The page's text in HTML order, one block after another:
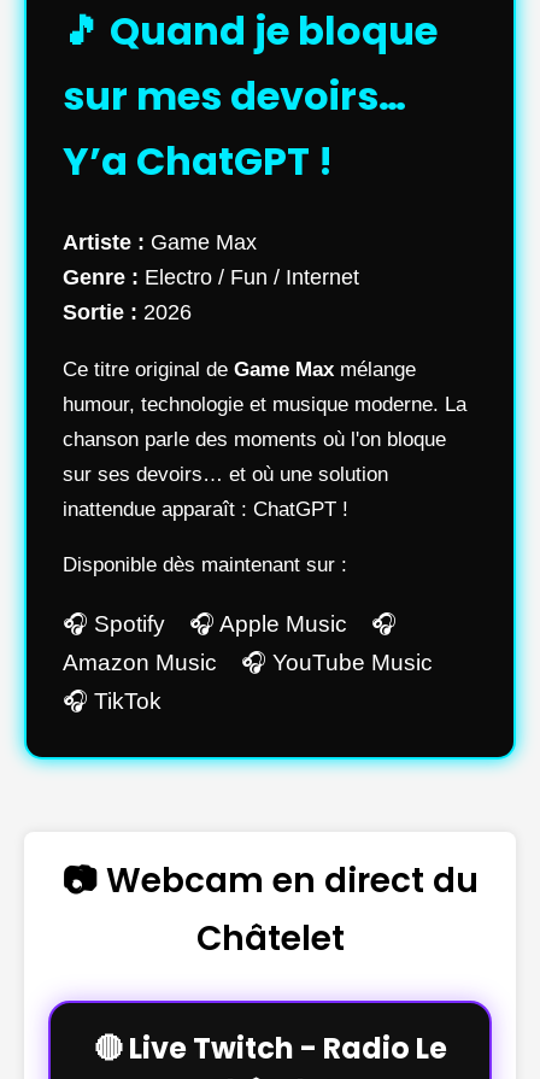
🎵 Quand je bloque
sur mes devoirs…
Y’a ChatGPT !
Artiste : Game Max
Genre : Electro / Fun / Internet
Sortie : 2026
Ce titre original de Game Max mélange
humour, technologie et musique moderne. La
chanson parle des moments où l'on bloque
sur ses devoirs… et où une solution
inattendue apparaît : ChatGPT !
Disponible dès maintenant sur :
🎧 Spotify 🎧 Apple Music 🎧
Amazon Music 🎧 YouTube Music
🎧 TikTok
📷 Webcam en direct du
Châtelet
🔴 Live Twitch - Radio Le